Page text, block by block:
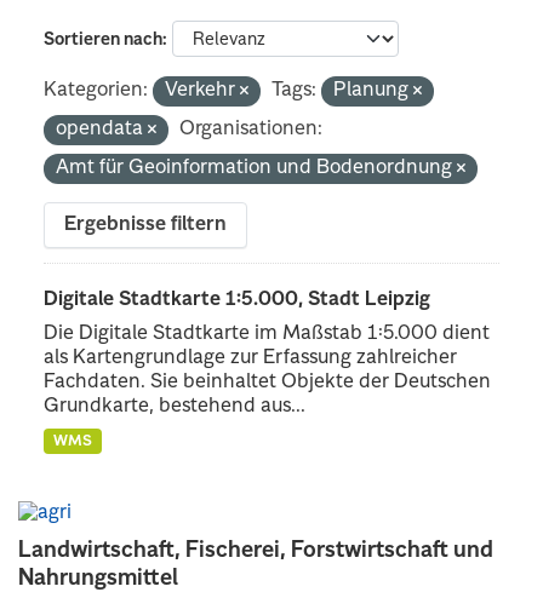
Landwirtschaft, Fischerei, Forstwirtschaft und
Nahrungsmittel
Sortieren nach
Kategorien: Verkehr Tags:
Planung
opendata
Organisationen:
Amt für Geoinformation und Bodenordnung
Ergebnisse filtern
Digitale Stadtkarte 1:5.000, Stadt Leipzig
Die Digitale Stadtkarte im Maßstab 1:5.000 dient
als Kartengrundlage zur Erfassung zahlreicher
Fachdaten. Sie beinhaltet Objekte der Deutschen
Grundkarte, bestehend aus...
WMS